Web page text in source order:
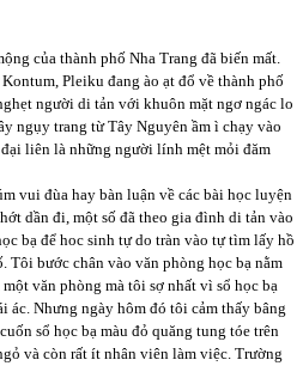
của thành phố Nha Trang đã biến mất.
Pleiku đang ào ạt đổ về thành phố
người di tản với khuôn mặt ngơ ngác lo
ngụy trang từ Tây Nguyên ầm ì chạy vào
liên là những người lính mệt mỏi đăm
vui đùa hay bàn luận về các bài học luyện
dần đi, một số đã theo gia đình di tản vào
bạ để hoc sinh tự do tràn vào tự tìm lấy hồ
Tôi bước chân vào văn phòng học bạ nằm
văn phòng mà tôi sợ nhất vì sổ học bạ
ác. Nhưng ngày hôm đó tôi cảm thấy bâng
sổ học bạ màu đỏ quăng tung tóe trên
và còn rất ít nhân viên làm việc. Trường